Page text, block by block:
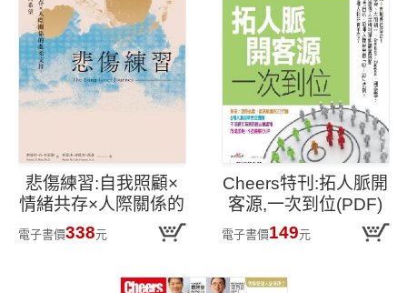
悲傷練習:自我照顧×
情緒共存×人際關係的
溫柔支持,在孤單中找
回愛與希望
電子書價338元
Cheers特刊:拓人脈開
客源,一次到位(PDF)
電子書價149元